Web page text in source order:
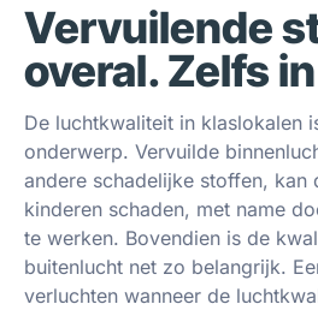
Vervuilende
overal. Zelfs
De luchtkwaliteit in klaslokalen
onderwerp. Vervuilde
andere schadelijke stoffen, kan
kinderen schaden, met name
te werken. Bovendien is de
buitenlucht net zo belangrijk.
verluchten wanneer de